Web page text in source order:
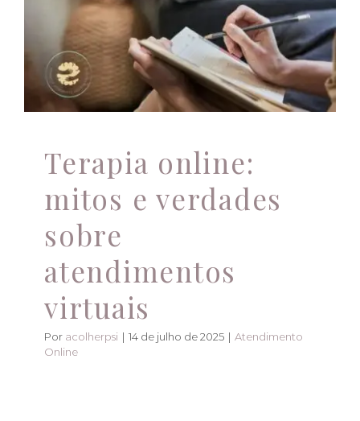
Atendimento Online
atendimentos virtuais
Atendimento Online
Terapia online:
mitos e verdades
sobre
atendimentos
virtuais
Por acolherpsi | 14 de julho de 2025 | Atendimento
Online